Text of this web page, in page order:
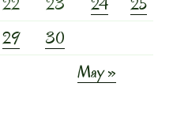
29
30
May »